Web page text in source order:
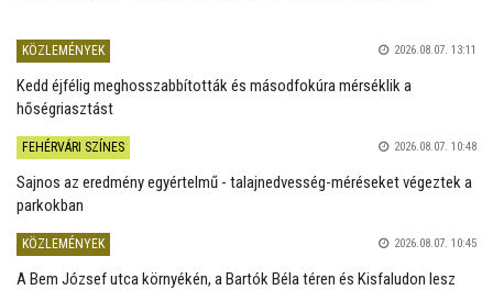
KÖZLEMÉNYEK 2026.08.07. 13:11
Kedd éjfélig meghosszabbították és másodfokúra mérséklik a
hőségriasztást
FEHÉRVÁRI SZÍNES 2026.08.07. 10:48
Sajnos az eredmény egyértelmű - talajnedvesség-méréseket végeztek a
parkokban
KÖZLEMÉNYEK 2026.08.07. 10:45
A Bem József utca környékén, a Bartók Béla téren és Kisfaludon lesz